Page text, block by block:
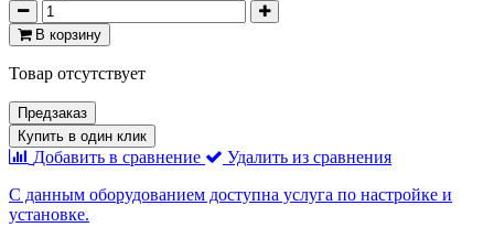
В корзину
Товар отсутствует
Предзаказ
Купить в один клик
Добавить в сравнение
Удалить из сравнения
С данным оборудованием доступна услуга по настройке и
установке.